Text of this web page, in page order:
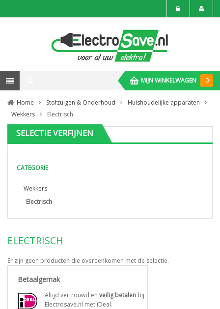
MIJN WINKELWAGEN 0
Home Stofzuigen & Onderhoud
Huishoudelijke apparaten
Wekkers
Electrisch
SELECTIE VERFIJNEN
CATEGORIE
Wekkers
Electrisch
ELECTRISCH
Er zijn geen producten die overeenkomen met de selectie.
Betaalgemak
Altijd vertrouwd en veilig betalen bij
Electrosave.nl met iDeal.